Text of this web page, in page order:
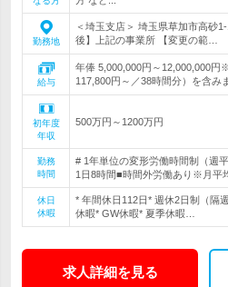
勤務地
＜埼玉支店＞ 埼玉県草加市高砂
後】上記の事業所 【変更の範…
給与
年俸 5,000,000円～12,000,000円
117,800円～／38時間分）を含み
初年度
年収
500万円～1200万円
勤務
時間
# 1年単位の変形労働時間制（週
1日8時間■時間外労働あり※月平
休日
休暇
* 年間休日112日* 週休2日制（隔
休暇* GW休暇* 夏季休暇…
求人詳細を見る